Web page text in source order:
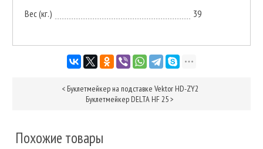
Вес (кг.)
39
< Буклетмейкер на подставке Vektor HD-ZY2
Буклетмейкер DELTA HF 25>
Похожие товары